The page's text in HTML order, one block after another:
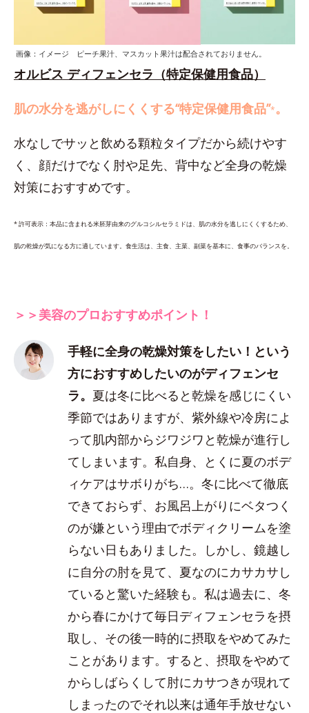
画像：イメージ ピーチ果汁、マスカット果汁は配合されておりません。
オルビス ディフェンセラ（特定保健用食品）
肌の水分を逃がしにくくする“特定保健用食品”*。
水なしでサッと飲める顆粒タイプだから続けやす
く、顔だけでなく肘や足先、背中など全身の乾燥
対策におすすめです。
* 許可表示：本品に含まれる米胚芽由来のグルコシルセラミドは、肌の水分を逃しにくくするため、
肌の乾燥が気になる方に適しています。食生活は、主食、主菜、副菜を基本に、食事のバランスを。
＞＞美容のプロおすすめポイント！
手軽に全身の乾燥対策をしたい！という
方におすすめしたいのがディフェンセ
ラ。 夏は冬に比べると乾燥を感じにくい
季節ではありますが、紫外線や冷房によ
って肌内部からジワジワと乾燥が進行し
てしまいます。私自身、とくに夏のボデ
ィケアはサボりがち…。冬に比べて徹底
できておらず、お風呂上がりにベタつく
のが嫌という理由でボディクリームを塗
らない日もありました。しかし、鏡越し
に自分の肘を見て、夏なのにカサカサし
ていると驚いた経験も。私は過去に、冬
から春にかけて毎日ディフェンセラを摂
取し、その後一時的に摂取をやめてみた
ことがあります。すると、摂取をやめて
からしばらくして肘にカサつきが現れて
しまったのでそれ以来は通年手放せない